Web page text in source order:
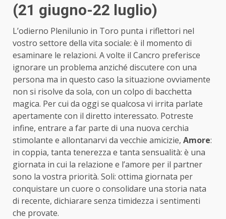
(21 giugno-22 luglio)
L’odierno Plenilunio in Toro punta i riflettori nel
vostro settore della vita sociale: è il momento di
esaminare le relazioni. A volte il Cancro preferisce
ignorare un problema anziché discutere con una
persona ma in questo caso la situazione ovviamente
non si risolve da sola, con un colpo di bacchetta
magica. Per cui da oggi se qualcosa vi irrita parlate
apertamente con il diretto interessato. Potreste
infine, entrare a far parte di una nuova cerchia
stimolante e allontanarvi da vecchie amicizie, Amore:
in coppia, tanta tenerezza e tanta sensualità: è una
giornata in cui la relazione e l’amore per il partner
sono la vostra priorità. Soli: ottima giornata per
conquistare un cuore o consolidare una storia nata
di recente, dichiarare senza timidezza i sentimenti
che provate.